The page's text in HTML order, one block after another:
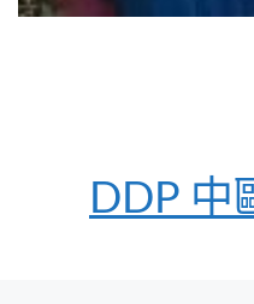
DDP 中